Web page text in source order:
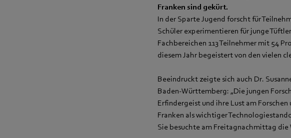
Franken sind gekürt.
In der Sparte Jugend forscht für
Schüler experimentieren für junge
Fachbereichen 113 Teilnehmer mit 54
diesem Jahr begeistert von den vielen
Beeindruckt zeigte sich auch Dr.
Baden-Württemberg: „Die jungen
Erfindergeist und ihre Lust am
Franken als wichtiger
Sie besuchte am Freitagnachmittag die